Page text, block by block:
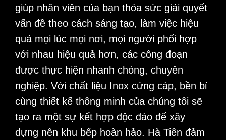
giúp nhân viên của bạn thỏa sức giải quyết
vấn đề theo cách sáng tạo, làm việc hiệu
quả mọi lúc mọi nơi, mọi người phối hợp
với nhau hiệu quả hơn, các công đoạn
được thực hiện nhanh chóng, chuyên
nghiệp. Với chất liệu Inox cứng cáp, bền bỉ
cùng thiết kế thông minh của chúng tôi sẽ
tạo ra một sự kết hợp độc đáo để xây
dựng nên khu bếp hoàn hảo. Hà Tiên đảm